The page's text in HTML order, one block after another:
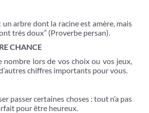
un arbre dont la racine est amère, mais
très doux” (Proverbe persan).
CHANCE
nombre lors de vos choix ou vos jeux,
chiffres importants pour vous.
passer certaines choses : tout n’a pas
pour être heureux.